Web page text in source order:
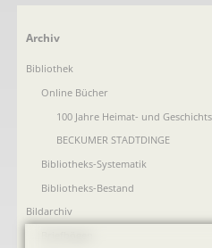
Navigation
Archiv
Bibliothek
Online Bücher
100 Jahre Heimat- und
BECKUMER STADTDINGE
Bibliotheks-Systematik
Bibliotheks-Bestand
Bildarchiv